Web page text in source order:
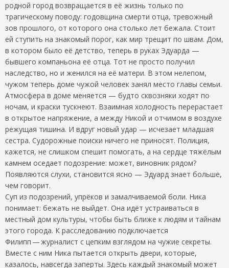
родной город возвращается в её жизнь только по
трагическому поводу: годовщина смерти отца, тревожный
зов прошлого, от которого она столько лет бежала. Стоит
ей ступить на знакомый порог, как мир трещит по швам. Дом,
в котором было её детство, теперь в руках Эдуарда —
бывшего компаньона её отца. Тот не просто получил
наследство, но и женился на её матери. В этом нелепом,
чужом теперь доме чужой человек занял место главы семьи.
Атмосфера в доме меняется — будто сквозняки ходят по
ночам, и краски тускнеют. Взаимная холодность перерастает
в открытое напряжение, а между Никой и отчимом в воздухе
режущая тишина. И вдруг новый удар — исчезает младшая
сестра. Судорожные поиски ничего не приносят. Полиция,
кажется, не слишком спешит помогать, а на сердце тяжёлым
камнем оседает подозрение: может, виновник рядом?
Появляются слухи, становится ясно — Эдуард знает больше,
чем говорит.
Суп из подозрений, упрёков и замалчиваемой боли. Ника
понимает: бежать не выйдет. Она идёт устраиваться в
местный дом культуры, чтобы быть ближе к людям и тайнам
этого города. К расследованию подключается
Филипп — журналист с цепким взглядом на чужие секреты.
Вместе с ним Ника пытается открыть двери, которые,
казалось, навсегда заперты. Здесь каждый знакомый может